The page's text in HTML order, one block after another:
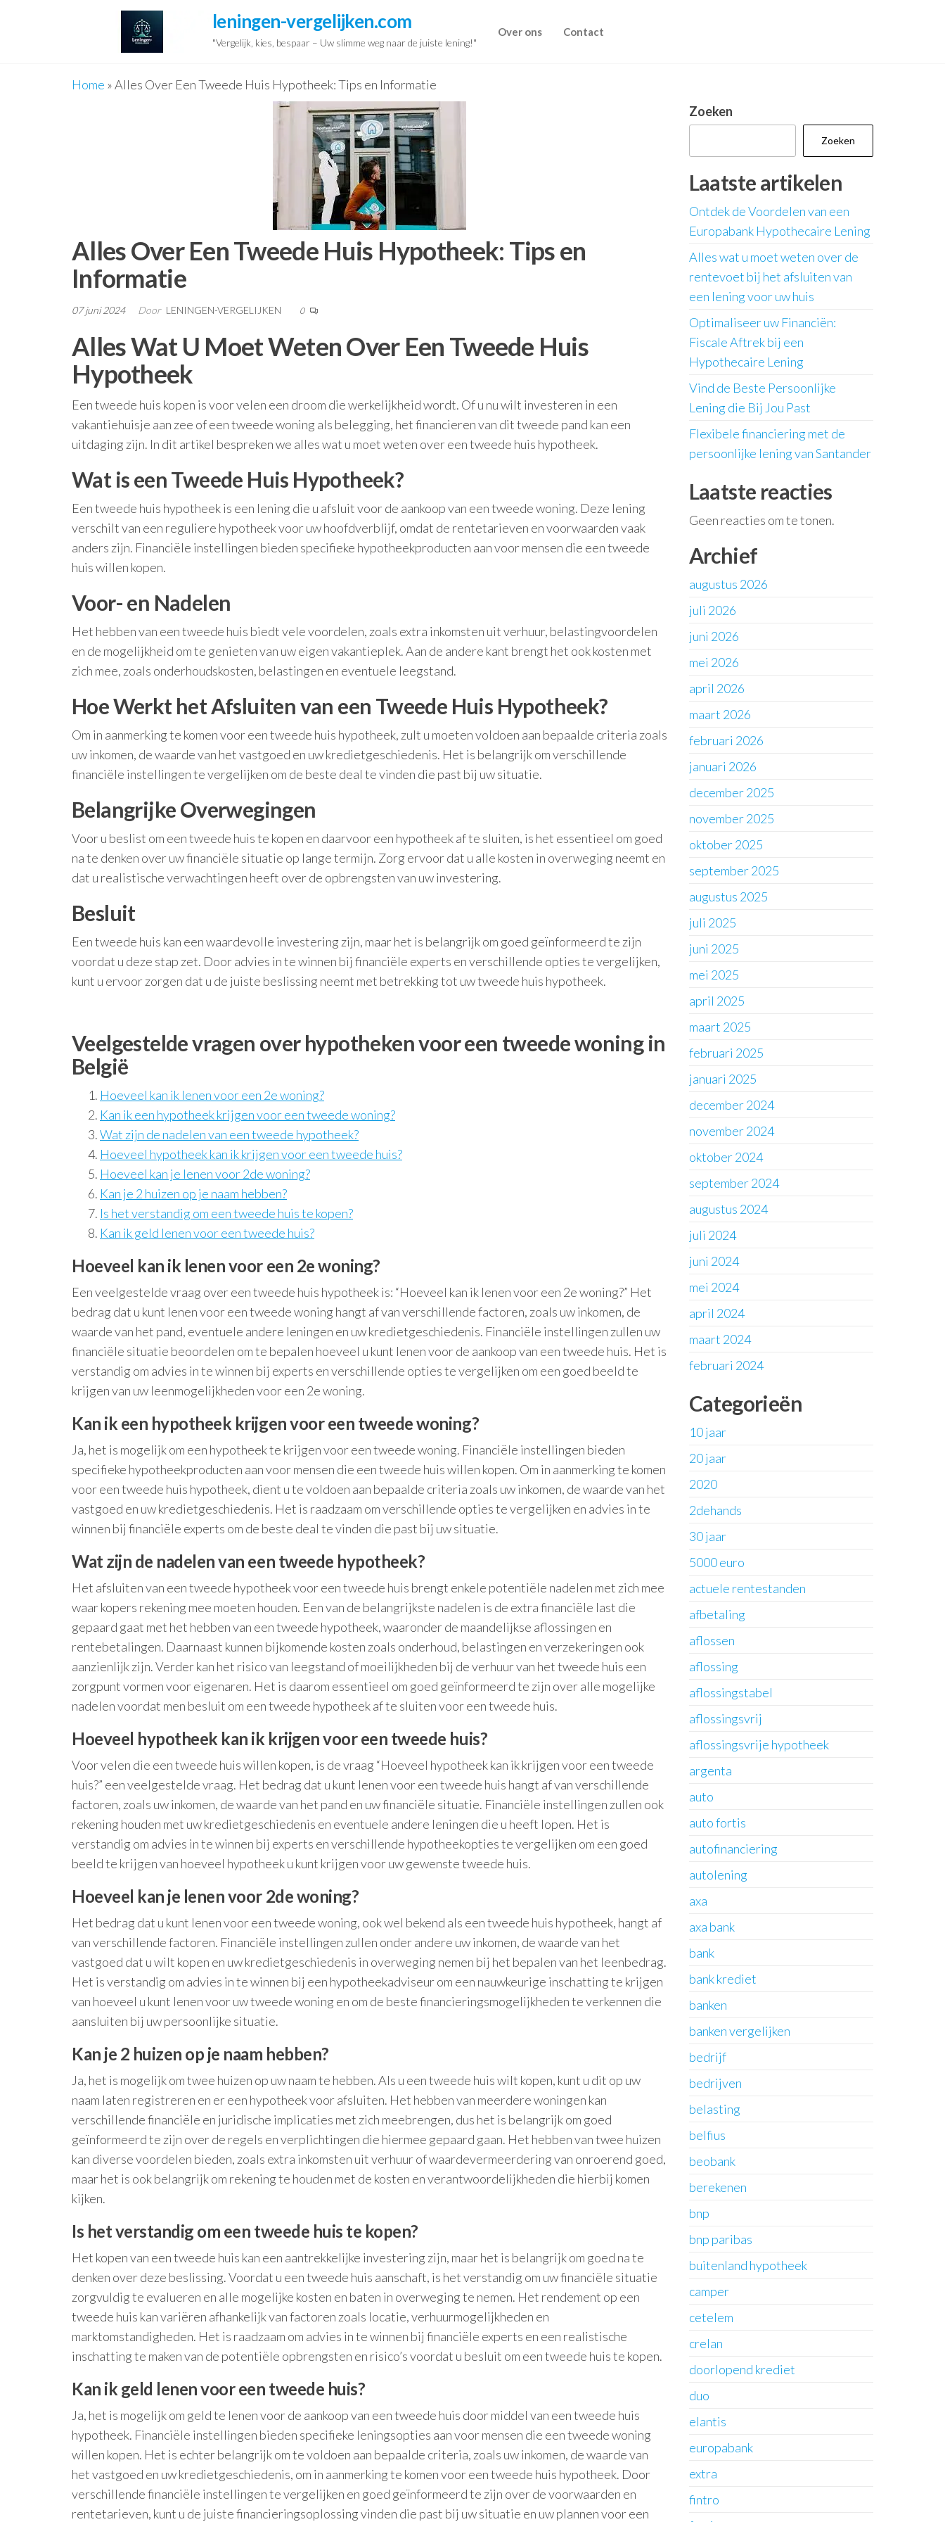
leningen-vergelijken.com
"Vergelijk, kies, bespaar – Uw slimme weg naar de juiste lening!"
Over ons Contact
Home »Alles Over Een Tweede Huis Hypotheek: Tips en Informatie
Alles Over Een Tweede Huis Hypotheek: Tips en
Informatie
07 juni 2024 Door LENINGEN-VERGELIJKEN 0
Alles Wat U Moet Weten Over Een Tweede Huis
Hypotheek
Een tweede huis kopen is voor velen een droom die werkelijkheid wordt. Of u nu wilt investeren in een
vakantiehuisje aan zee of een tweede woning als belegging, het financieren van dit tweede pand kan een
uitdaging zijn. In dit artikel bespreken we alles wat u moet weten over een tweede huis hypotheek.
Wat is een Tweede Huis Hypotheek?
Een tweede huis hypotheek is een lening die u afsluit voor de aankoop van een tweede woning. Deze lening
verschilt van een reguliere hypotheek voor uw hoofdverblijf, omdat de rentetarieven en voorwaarden vaak
anders zijn. Financiële instellingen bieden specifieke hypotheekproducten aan voor mensen die een tweede
huis willen kopen.
Voor- en Nadelen
Het hebben van een tweede huis biedt vele voordelen, zoals extra inkomsten uit verhuur, belastingvoordelen
en de mogelijkheid om te genieten van uw eigen vakantieplek. Aan de andere kant brengt het ook kosten met
zich mee, zoals onderhoudskosten, belastingen en eventuele leegstand.
Hoe Werkt het Afsluiten van een Tweede Huis Hypotheek?
Om in aanmerking te komen voor een tweede huis hypotheek, zult u moeten voldoen aan bepaalde criteria zoals
uw inkomen, de waarde van het vastgoed en uw kredietgeschiedenis. Het is belangrijk om verschillende
financiële instellingen te vergelijken om de beste deal te vinden die past bij uw situatie.
Belangrijke Overwegingen
Voor u beslist om een tweede huis te kopen en daarvoor een hypotheek af te sluiten, is het essentieel om goed
na te denken over uw financiële situatie op lange termijn. Zorg ervoor dat u alle kosten in overweging neemt en
dat u realistische verwachtingen heeft over de opbrengsten van uw investering.
Besluit
Een tweede huis kan een waardevolle investering zijn, maar het is belangrijk om goed geïnformeerd te zijn
voordat u deze stap zet. Door advies in te winnen bij financiële experts en verschillende opties te vergelijken,
kunt u ervoor zorgen dat u de juiste beslissing neemt met betrekking tot uw tweede huis hypotheek.
Veelgestelde vragen over hypotheken voor een tweede woning in
België
Hoeveel kan ik lenen voor een 2e woning?
Kan ik een hypotheek krijgen voor een tweede woning?
Wat zijn de nadelen van een tweede hypotheek?
Hoeveel hypotheek kan ik krijgen voor een tweede huis?
Hoeveel kan je lenen voor 2de woning?
Kan je 2 huizen op je naam hebben?
Is het verstandig om een tweede huis te kopen?
Kan ik geld lenen voor een tweede huis?
Hoeveel kan ik lenen voor een 2e woning?
Een veelgestelde vraag over een tweede huis hypotheek is: “Hoeveel kan ik lenen voor een 2e woning?” Het
bedrag dat u kunt lenen voor een tweede woning hangt af van verschillende factoren, zoals uw inkomen, de
waarde van het pand, eventuele andere leningen en uw kredietgeschiedenis. Financiële instellingen zullen uw
financiële situatie beoordelen om te bepalen hoeveel u kunt lenen voor de aankoop van een tweede huis. Het is
verstandig om advies in te winnen bij experts en verschillende opties te vergelijken om een goed beeld te
krijgen van uw leenmogelijkheden voor een 2e woning.
Kan ik een hypotheek krijgen voor een tweede woning?
Ja, het is mogelijk om een hypotheek te krijgen voor een tweede woning. Financiële instellingen bieden
specifieke hypotheekproducten aan voor mensen die een tweede huis willen kopen. Om in aanmerking te komen
voor een tweede huis hypotheek, dient u te voldoen aan bepaalde criteria zoals uw inkomen, de waarde van het
vastgoed en uw kredietgeschiedenis. Het is raadzaam om verschillende opties te vergelijken en advies in te
winnen bij financiële experts om de beste deal te vinden die past bij uw situatie.
Wat zijn de nadelen van een tweede hypotheek?
Het afsluiten van een tweede hypotheek voor een tweede huis brengt enkele potentiële nadelen met zich mee
waar kopers rekening mee moeten houden. Een van de belangrijkste nadelen is de extra financiële last die
gepaard gaat met het hebben van een tweede hypotheek, waaronder de maandelijkse aflossingen en
rentebetalingen. Daarnaast kunnen bijkomende kosten zoals onderhoud, belastingen en verzekeringen ook
aanzienlijk zijn. Verder kan het risico van leegstand of moeilijkheden bij de verhuur van het tweede huis een
zorgpunt vormen voor eigenaren. Het is daarom essentieel om goed geïnformeerd te zijn over alle mogelijke
nadelen voordat men besluit om een tweede hypotheek af te sluiten voor een tweede huis.
Hoeveel hypotheek kan ik krijgen voor een tweede huis?
Voor velen die een tweede huis willen kopen, is de vraag “Hoeveel hypotheek kan ik krijgen voor een tweede
huis?” een veelgestelde vraag. Het bedrag dat u kunt lenen voor een tweede huis hangt af van verschillende
factoren, zoals uw inkomen, de waarde van het pand en uw financiële situatie. Financiële instellingen zullen ook
rekening houden met uw kredietgeschiedenis en eventuele andere leningen die u heeft lopen. Het is
verstandig om advies in te winnen bij experts en verschillende hypotheekopties te vergelijken om een goed
beeld te krijgen van hoeveel hypotheek u kunt krijgen voor uw gewenste tweede huis.
Hoeveel kan je lenen voor 2de woning?
Het bedrag dat u kunt lenen voor een tweede woning, ook wel bekend als een tweede huis hypotheek, hangt af
van verschillende factoren. Financiële instellingen zullen onder andere uw inkomen, de waarde van het
vastgoed dat u wilt kopen en uw kredietgeschiedenis in overweging nemen bij het bepalen van het leenbedrag.
Het is verstandig om advies in te winnen bij een hypotheekadviseur om een nauwkeurige inschatting te krijgen
van hoeveel u kunt lenen voor uw tweede woning en om de beste financieringsmogelijkheden te verkennen die
aansluiten bij uw persoonlijke situatie.
Kan je 2 huizen op je naam hebben?
Ja, het is mogelijk om twee huizen op uw naam te hebben. Als u een tweede huis wilt kopen, kunt u dit op uw
naam laten registreren en er een hypotheek voor afsluiten. Het hebben van meerdere woningen kan
verschillende financiële en juridische implicaties met zich meebrengen, dus het is belangrijk om goed
geïnformeerd te zijn over de regels en verplichtingen die hiermee gepaard gaan. Het hebben van twee huizen
kan diverse voordelen bieden, zoals extra inkomsten uit verhuur of waardevermeerdering van onroerend goed,
maar het is ook belangrijk om rekening te houden met de kosten en verantwoordelijkheden die hierbij komen
kijken.
Is het verstandig om een tweede huis te kopen?
Het kopen van een tweede huis kan een aantrekkelijke investering zijn, maar het is belangrijk om goed na te
denken over deze beslissing. Voordat u een tweede huis aanschaft, is het verstandig om uw financiële situatie
zorgvuldig te evalueren en alle mogelijke kosten en baten in overweging te nemen. Het rendement op een
tweede huis kan variëren afhankelijk van factoren zoals locatie, verhuurmogelijkheden en
marktomstandigheden. Het is raadzaam om advies in te winnen bij financiële experts en een realistische
inschatting te maken van de potentiële opbrengsten en risico’s voordat u besluit om een tweede huis te kopen.
Kan ik geld lenen voor een tweede huis?
Ja, het is mogelijk om geld te lenen voor de aankoop van een tweede huis door middel van een tweede huis
hypotheek. Financiële instellingen bieden specifieke leningsopties aan voor mensen die een tweede woning
willen kopen. Het is echter belangrijk om te voldoen aan bepaalde criteria, zoals uw inkomen, de waarde van
het vastgoed en uw kredietgeschiedenis, om in aanmerking te komen voor een tweede huis hypotheek. Door
verschillende financiële instellingen te vergelijken en goed geïnformeerd te zijn over de voorwaarden en
rentetarieven, kunt u de juiste financieringsoplossing vinden die past bij uw situatie en uw plannen voor een
Zoeken
Zoeken
Laatste artikelen
Ontdek de Voordelen van een
Europabank Hypothecaire Lening
Alles wat u moet weten over de
rentevoet bij het afsluiten van
een lening voor uw huis
Optimaliseer uw Financiën:
Fiscale Aftrek bij een
Hypothecaire Lening
Vind de Beste Persoonlijke
Lening die Bij Jou Past
Flexibele financiering met de
persoonlijke lening van Santander
Laatste reacties
Geen reacties om te tonen.
Archief
augustus 2026
juli 2026
juni 2026
mei 2026
april 2026
maart 2026
februari 2026
januari 2026
december 2025
november 2025
oktober 2025
september 2025
augustus 2025
juli 2025
juni 2025
mei 2025
april 2025
maart 2025
februari 2025
januari 2025
december 2024
november 2024
oktober 2024
september 2024
augustus 2024
juli 2024
juni 2024
mei 2024
april 2024
maart 2024
februari 2024
Categorieën
10 jaar
20 jaar
2020
2dehands
30 jaar
5000 euro
actuele rentestanden
afbetaling
aflossen
aflossing
aflossingstabel
aflossingsvrij
aflossingsvrije hypotheek
argenta
auto
auto fortis
autofinanciering
autolening
axa
axa bank
bank
bank krediet
banken
banken vergelijken
bedrijf
bedrijven
belasting
belfius
beobank
berekenen
bnp
bnp paribas
buitenland hypotheek
camper
cetelem
crelan
doorlopend krediet
duo
elantis
europabank
extra
fintro